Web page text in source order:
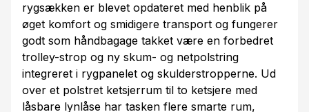
rygsækken er blevet opdateret med henblik på
øget komfort og smidigere transport og fungerer
godt som håndbagage takket være en forbedret
trolley-strop og ny skum- og netpolstring
integreret i rygpanelet og skulderstropperne. Ud
over et polstret ketsjerrum til to ketsjere med
låsbare lynlåse har tasken flere smarte rum,